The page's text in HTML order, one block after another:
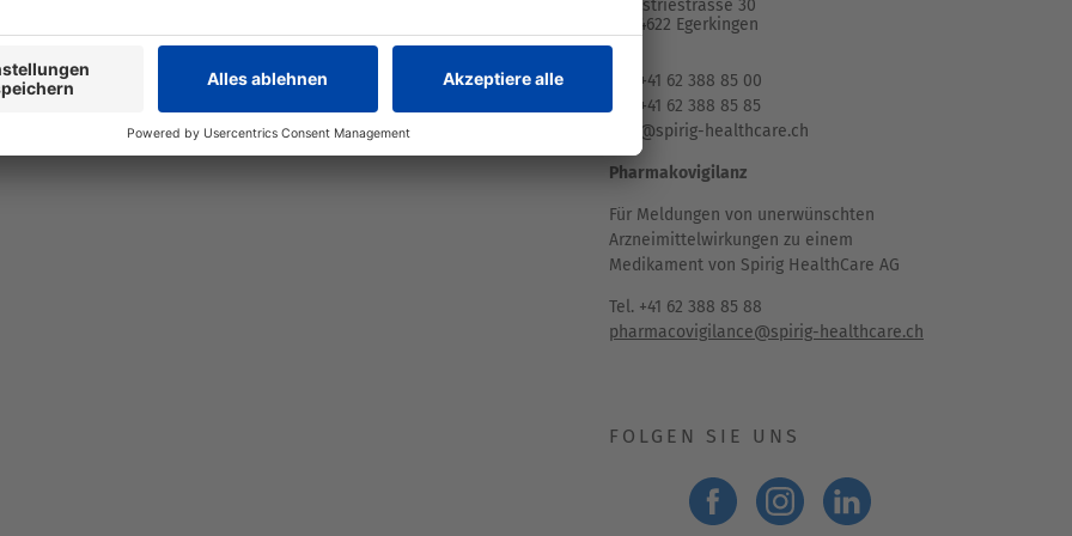
Spirig HC Online
Industriestrasse 30
CH-4622 Egerkingen
Tel. +41 62 388 85 00
Fax +41 62 388 85 85
info@spirig-healthcare.ch
Pharmakovigilanz
Für Meldungen von unerwünschten
Arzneimittelwirkungen zu einem
Medikament von Spirig HealthCare AG
Tel. +41 62 388 85 88
pharmacovigilance@spirig-healthcare.ch
FOLGEN SIE UNS